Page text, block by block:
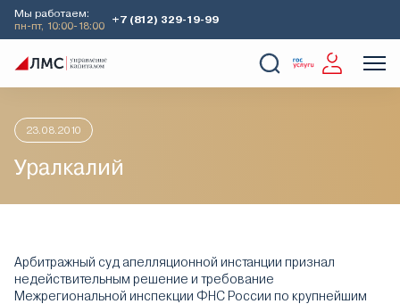
Мы работаем:
пн-пт, 10:00-18:00
+7 (812) 329-19-99
Главная Аналитика
23.08.2010
Уралкалий
Арбитражный суд апелляционной инстанции признал
недействительным решение и требование
Межрегиональной инспекции ФНС России по крупнейшим